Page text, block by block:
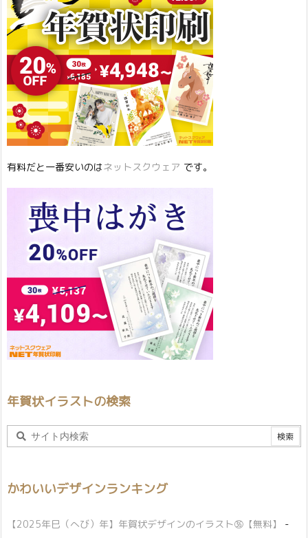
有料だと一番安いのはネットスクウェア です。
年賀状イラストの検索
かわいいデザインランキング
【2025年巳（へび）年】年賀状デザインのイラスト㊱【無料】
-